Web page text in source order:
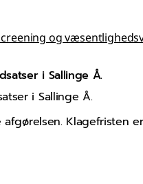
og
i Sallinge Å.
i Sallinge Å.
Klagefristen